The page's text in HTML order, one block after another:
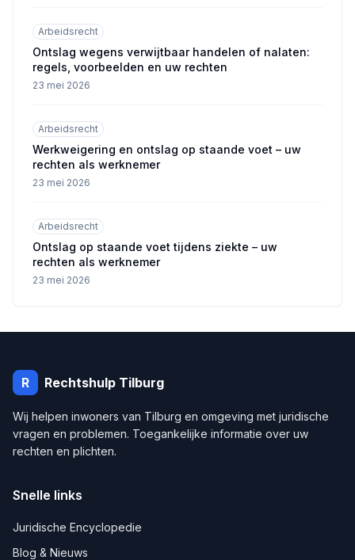
Arbeidsrecht
Ontslag wegens verwijtbaar handelen of nalaten:
regels, voorbeelden en uw rechten
23 mei 2026
Arbeidsrecht
Werkweigering en ontslag op staande voet – uw
rechten als werknemer
23 mei 2026
Arbeidsrecht
Ontslag op staande voet tijdens ziekte – uw
rechten als werknemer
23 mei 2026
R Rechtshulp Tilburg
Wij helpen inwoners van Tilburg en omgeving met juridische
vragen en problemen. Toegankelijke informatie over uw
rechten en plichten.
Snelle links
Juridische Encyclopedie
Blog & Nieuws